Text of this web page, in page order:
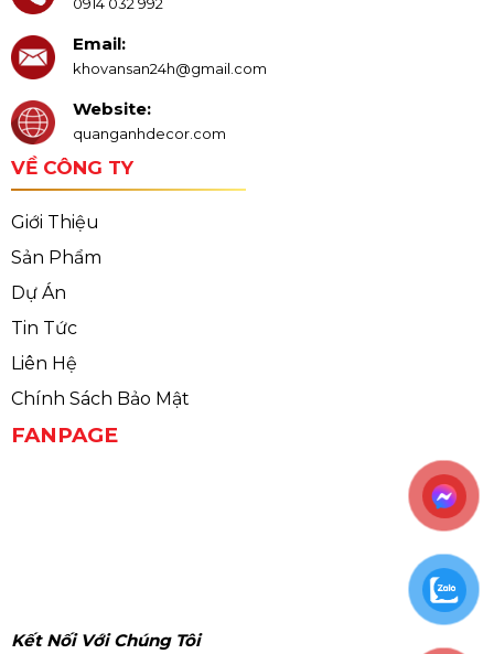
0914 032 992
Email:
khovansan24h@gmail.com
Website:
quanganhdecor.com
VỀ CÔNG TY
Giới Thiệu
Sản Phẩm
Dự Án
Tin Tức
Liên Hệ
Chính Sách Bảo Mật
FANPAGE
Kết Nối Với Chúng Tôi